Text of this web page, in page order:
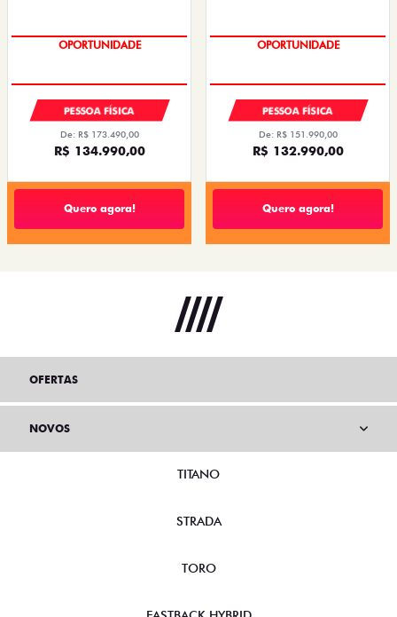
PESSOA FÍSICA
De: R$ 173.490,00
R$ 134.990,00
Quero agora!
PESSOA FÍSICA
De: R$ 151.990,00
R$ 132.990,00
Quero agora!
OFERTAS
NOVOS
TITANO
STRADA
TORO